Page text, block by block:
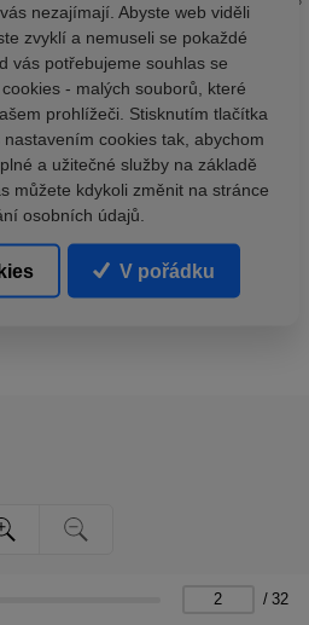
/ 32
nezajímají. Abyste web viděli
zvyklí a nemuseli se pokaždé
vás potřebujeme souhlas se
- malých souborů, které
prohlížeči. Stisknutím tlačítka
nastavením cookies tak, abychom
a užitečné služby na základě
můžete kdykoli změnit na stránce
osobních údajů.
V pořádku